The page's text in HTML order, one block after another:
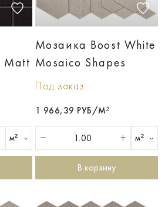
Matt
м²
Мозаика Boost White
Mosaico Shapes
Под заказ
1 966,39 РУБ/М²
м²
В корзину